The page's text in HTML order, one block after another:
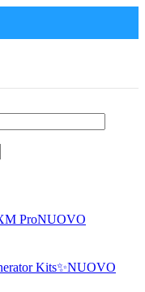
ProNUOVO
Kits✨NUOVO